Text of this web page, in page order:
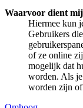
Waarvoor dient
Hiermee kun
Gebruikers
of ze online
mogelijk dat
worden. Als
worden zijn of